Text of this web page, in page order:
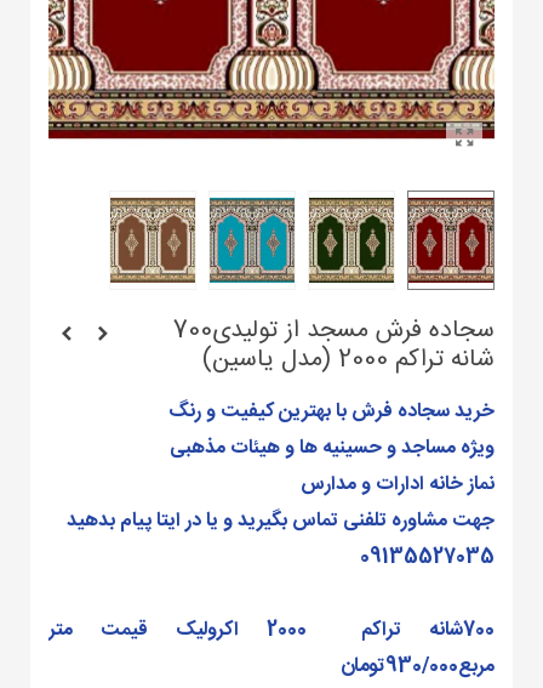
سجاده فرش مسجد از تولیدی700
شانه تراکم 2000 (مدل یاسین)
خرید سجاده فرش با بهترین کیفیت و رنگ
ویژه مساجد و حسینیه ها و هیئات مذهبی
نماز خانه ادارات و مدارس
جهت مشاوره تلفنی تماس بگیرید و یا در ایتا پیام بدهید
09135527035
700شانه تراکم 2000 اکرولیک قیمت متر
مربع930/000تومان